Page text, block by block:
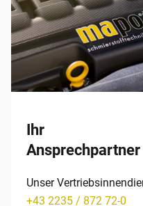
Ihr
Ansprechpartner
Unser
+43 2235 / 872 72-0